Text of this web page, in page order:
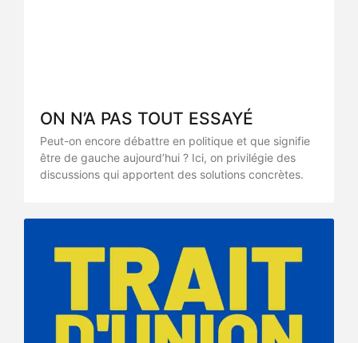
ON N’A PAS TOUT ESSAYÉ
Peut-on encore débattre en politique et que signifie
être de gauche aujourd’hui ? Ici, on privilégie des
discussions qui apportent des solutions concrètes.